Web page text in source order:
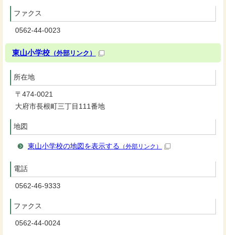
ファクス
0562-44-0023
東山小学校 （外部リンク）
所在地
〒474-0021
大府市長根町三丁目111番地
地図
東山小学校の地図を表示する （外部リンク）
電話
0562-46-9333
ファクス
0562-44-0024